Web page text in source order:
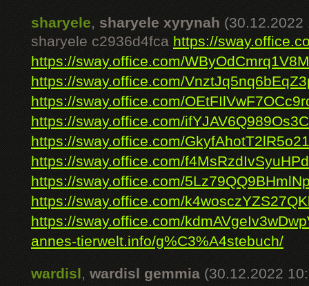
sharyele, sharyele xyrynah (30.12.2022
sharyele c2936d4fca https://
https://sway.office.com/
https://sway.office.com/
https://sway.office.com/
https://sway.office.com/
https://sway.office.com/GkyfAhotT2lR5o21
https://sway.office.com/
https://sway.office.com/
https://sway.office.com/
https://sway.office.com/
annes-tierwelt.info/g%C3%A4stebuch/
wardisl, wardisl gemmia (30.12.2022